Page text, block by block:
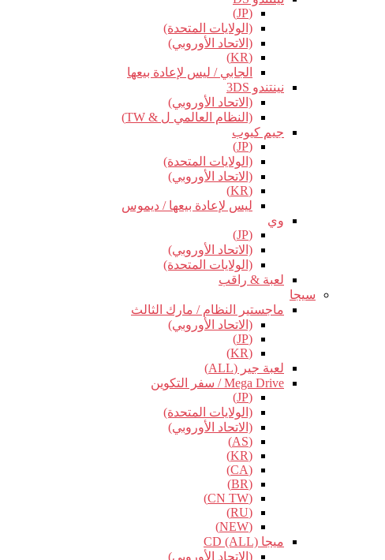
(JP)
(الولايات المتحدة)
(الاتحاد الأوروبي)
(KR)
الجابي / ليس لإعادة بيعها
نينتندو 3DS
(الاتحاد الأوروبي)
(النظام العالمي ل & TW)
جيم كيوب
(JP)
(الولايات المتحدة)
(الاتحاد الأوروبي)
(KR)
ليس لإعادة بيعها / ديموس
وي
(JP)
(الاتحاد الأوروبي)
(الولايات المتحدة)
لعبة & راقب
سيجا
ماجستير النظام / مارك الثالث
(الاتحاد الأوروبي)
(JP)
(KR)
لعبة جير (ALL)
Mega Drive / سفر التكوين
(JP)
(الولايات المتحدة)
(الاتحاد الأوروبي)
(AS)
(KR)
(CA)
(BR)
(CN TW)
(RU)
(NEW)
ميجا CD (ALL)
(الاتحاد الأوروبي)